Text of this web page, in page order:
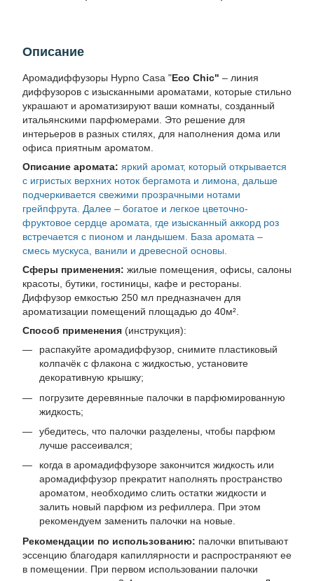
Описание
Аромадиффузоры Hypno Casa "Eco Chic" – линия
диффузоров с изысканными ароматами, которые стильно
украшают и ароматизируют ваши комнаты, созданный
итальянскими парфюмерами. Это решение для
интерьеров в разных стилях, для наполнения дома или
офиса приятным ароматом.
Описание аромата: яркий аромат, который открывается
с игристых верхних ноток бергамота и лимона, дальше
подчеркивается свежими прозрачными нотами
грейпфрута. Далее – богатое и легкое цветочно-
фруктовое сердце аромата, где изысканный аккорд роз
встречается с пионом и ландышем. База аромата –
смесь мускуса, ванили и древесной основы.
Сферы применения: жилые помещения, офисы, салоны
красоты, бутики, гостиницы, кафе и рестораны.
Диффузор емкостью 250 мл предназначен для
ароматизации помещений площадью до 40м².
Способ применения (инструкция):
распакуйте аромадиффузор, снимите пластиковый
колпачёк с флакона с жидкостью, установите
декоративную крышку;
погрузите деревянные палочки в парфюмированную
жидкость;
убедитесь, что палочки разделены, чтобы парфюм
лучше рассеивался;
когда в аромадиффузоре закончится жидкость или
аромадиффузор прекратит наполнять пространство
ароматом, необходимо слить остатки жидкости и
залить новый парфюм из рефиллера. При этом
рекомендуем заменить палочки на новые.
Рекомендации по использованию: палочки впитывают
эссенцию благодаря капиллярности и распространяют ее
в помещении. При первом использовании палочки